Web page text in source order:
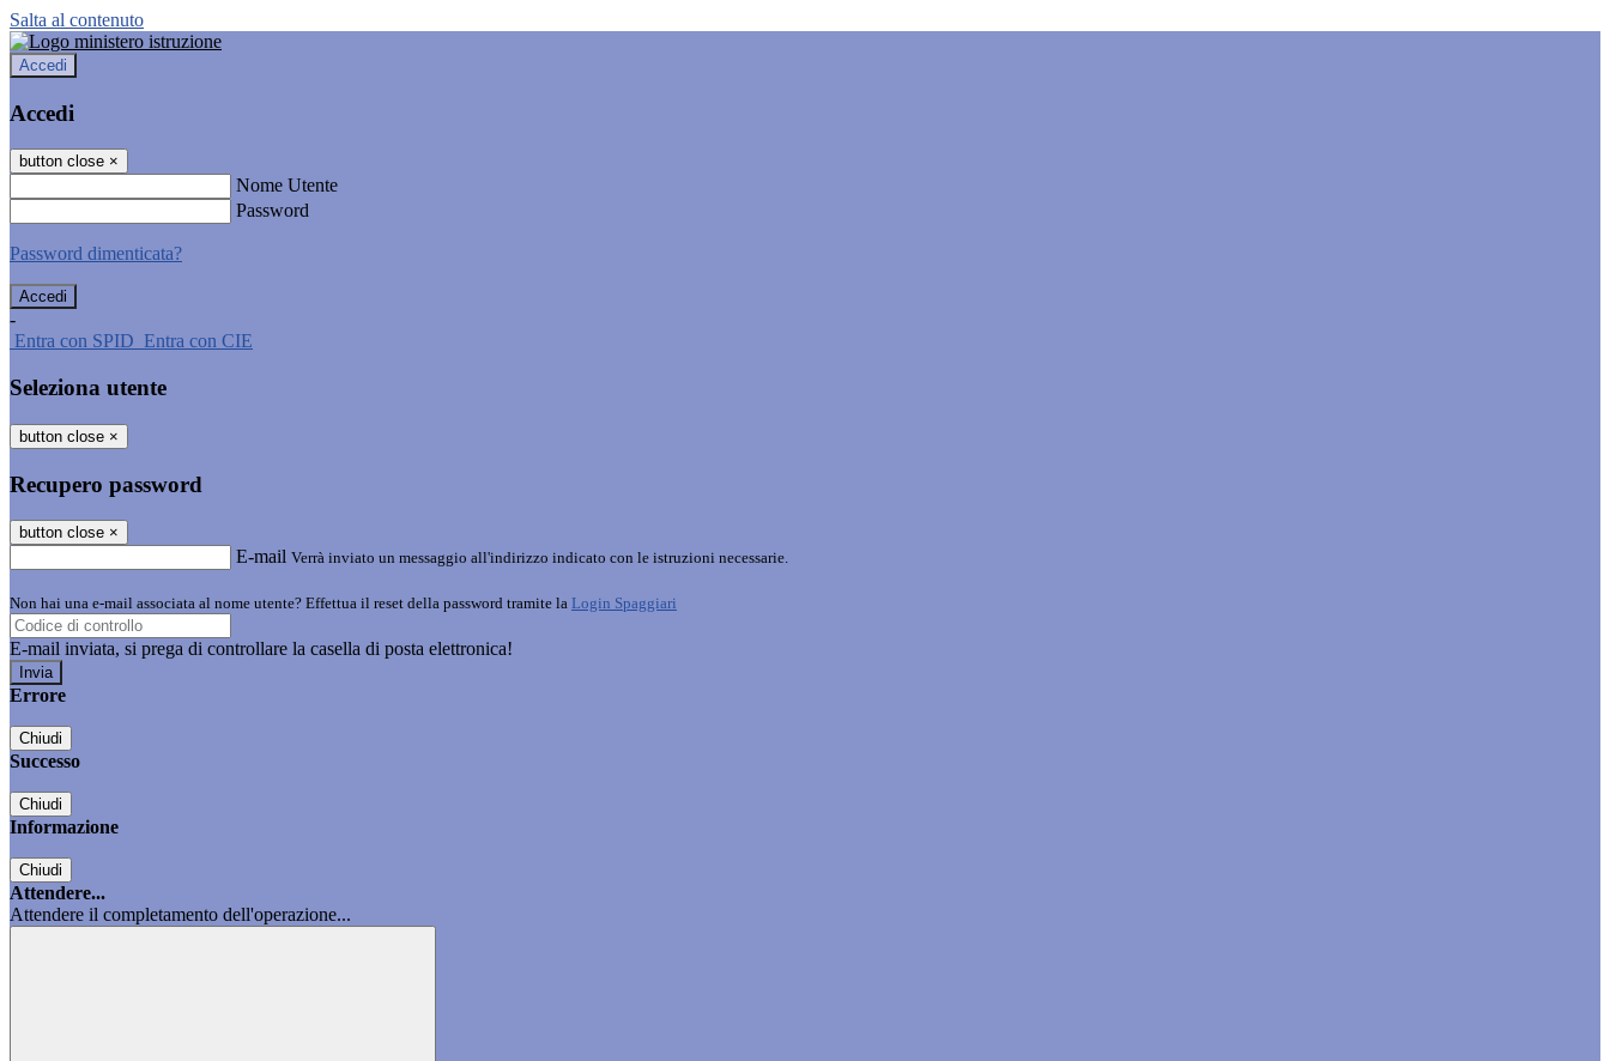
Salta al contenuto
Accedi
Accedi
button close ×
Nome Utente
Password
Password dimenticata?
-
Entra con SPID Entra con CIE
Seleziona utente
button close ×
Recupero password
button close ×
E-mail Verrà inviato un messaggio all'indirizzo indicato con le istruzioni necessarie.
Non hai una e-mail associata al nome utente? Effettua il reset della password tramite la Login Spaggiari
E-mail inviata, si prega di controllare la casella di posta elettronica!
Errore
Chiudi
Successo
Chiudi
Informazione
Chiudi
Attendere...
Attendere il completamento dell'operazione...